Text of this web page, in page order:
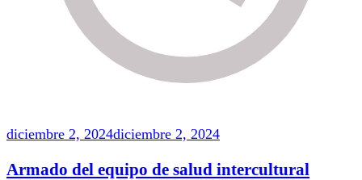
diciembre 2, 2024diciembre 2, 2024
Armado del equipo de salud intercultural